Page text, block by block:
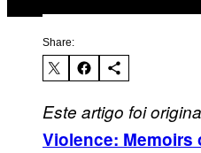
Share:
Este artigo foi
Violence: Memoirs